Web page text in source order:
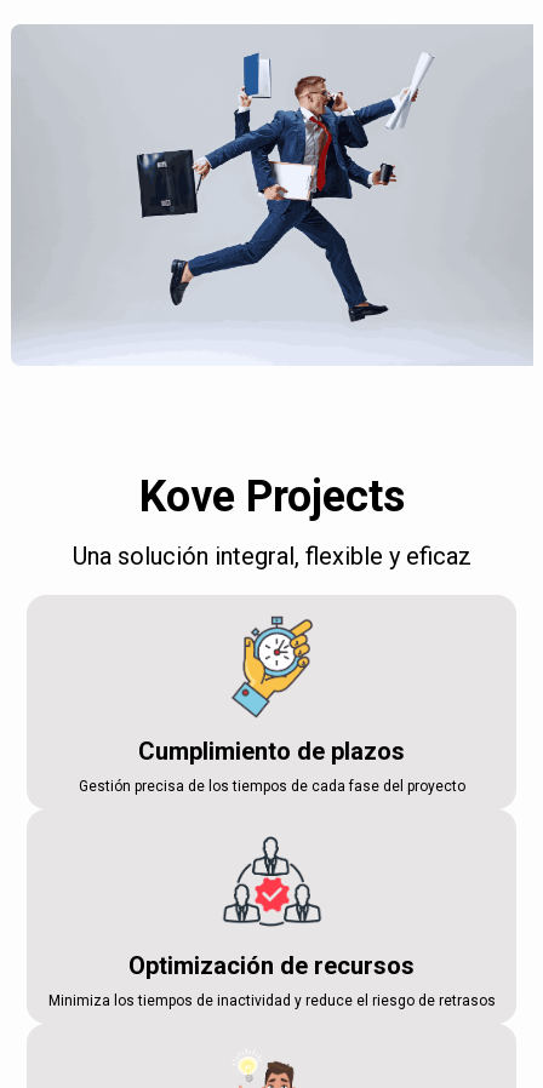
Kove Projects
Una solución integral, flexible y eficaz
Cumplimiento de plazos
Gestión precisa de los tiempos de cada fase del proyecto
Optimización de recursos
Minimiza los tiempos de inactividad y reduce el riesgo de retrasos